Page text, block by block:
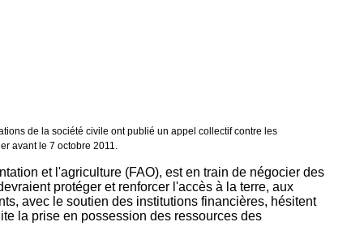
de la société civile ont publié un appel collectif contre les
avant le 7 octobre 2011.
et l'agriculture (FAO), est en train de négocier des
protéger et renforcer l'accès à la terre, aux
avec le soutien des institutions financières, hésitent
la prise en possession des ressources des